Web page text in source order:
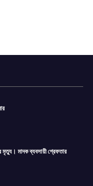
মৃত্যু। মাদক ব্যবসায়ী গ্রেফতার